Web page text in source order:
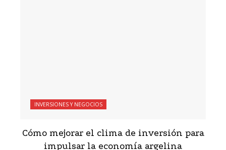
INVERSIONES Y NEGOCIOS
Cómo mejorar el clima de inversión para
impulsar la economía argelina